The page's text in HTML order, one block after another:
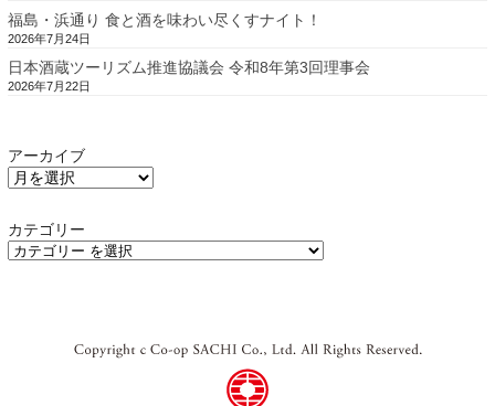
福島・浜通り 食と酒を味わい尽くすナイト！
2026年7月24日
日本酒蔵ツーリズム推進協議会 令和8年第3回理事会
2026年7月22日
アーカイブ
カテゴリー